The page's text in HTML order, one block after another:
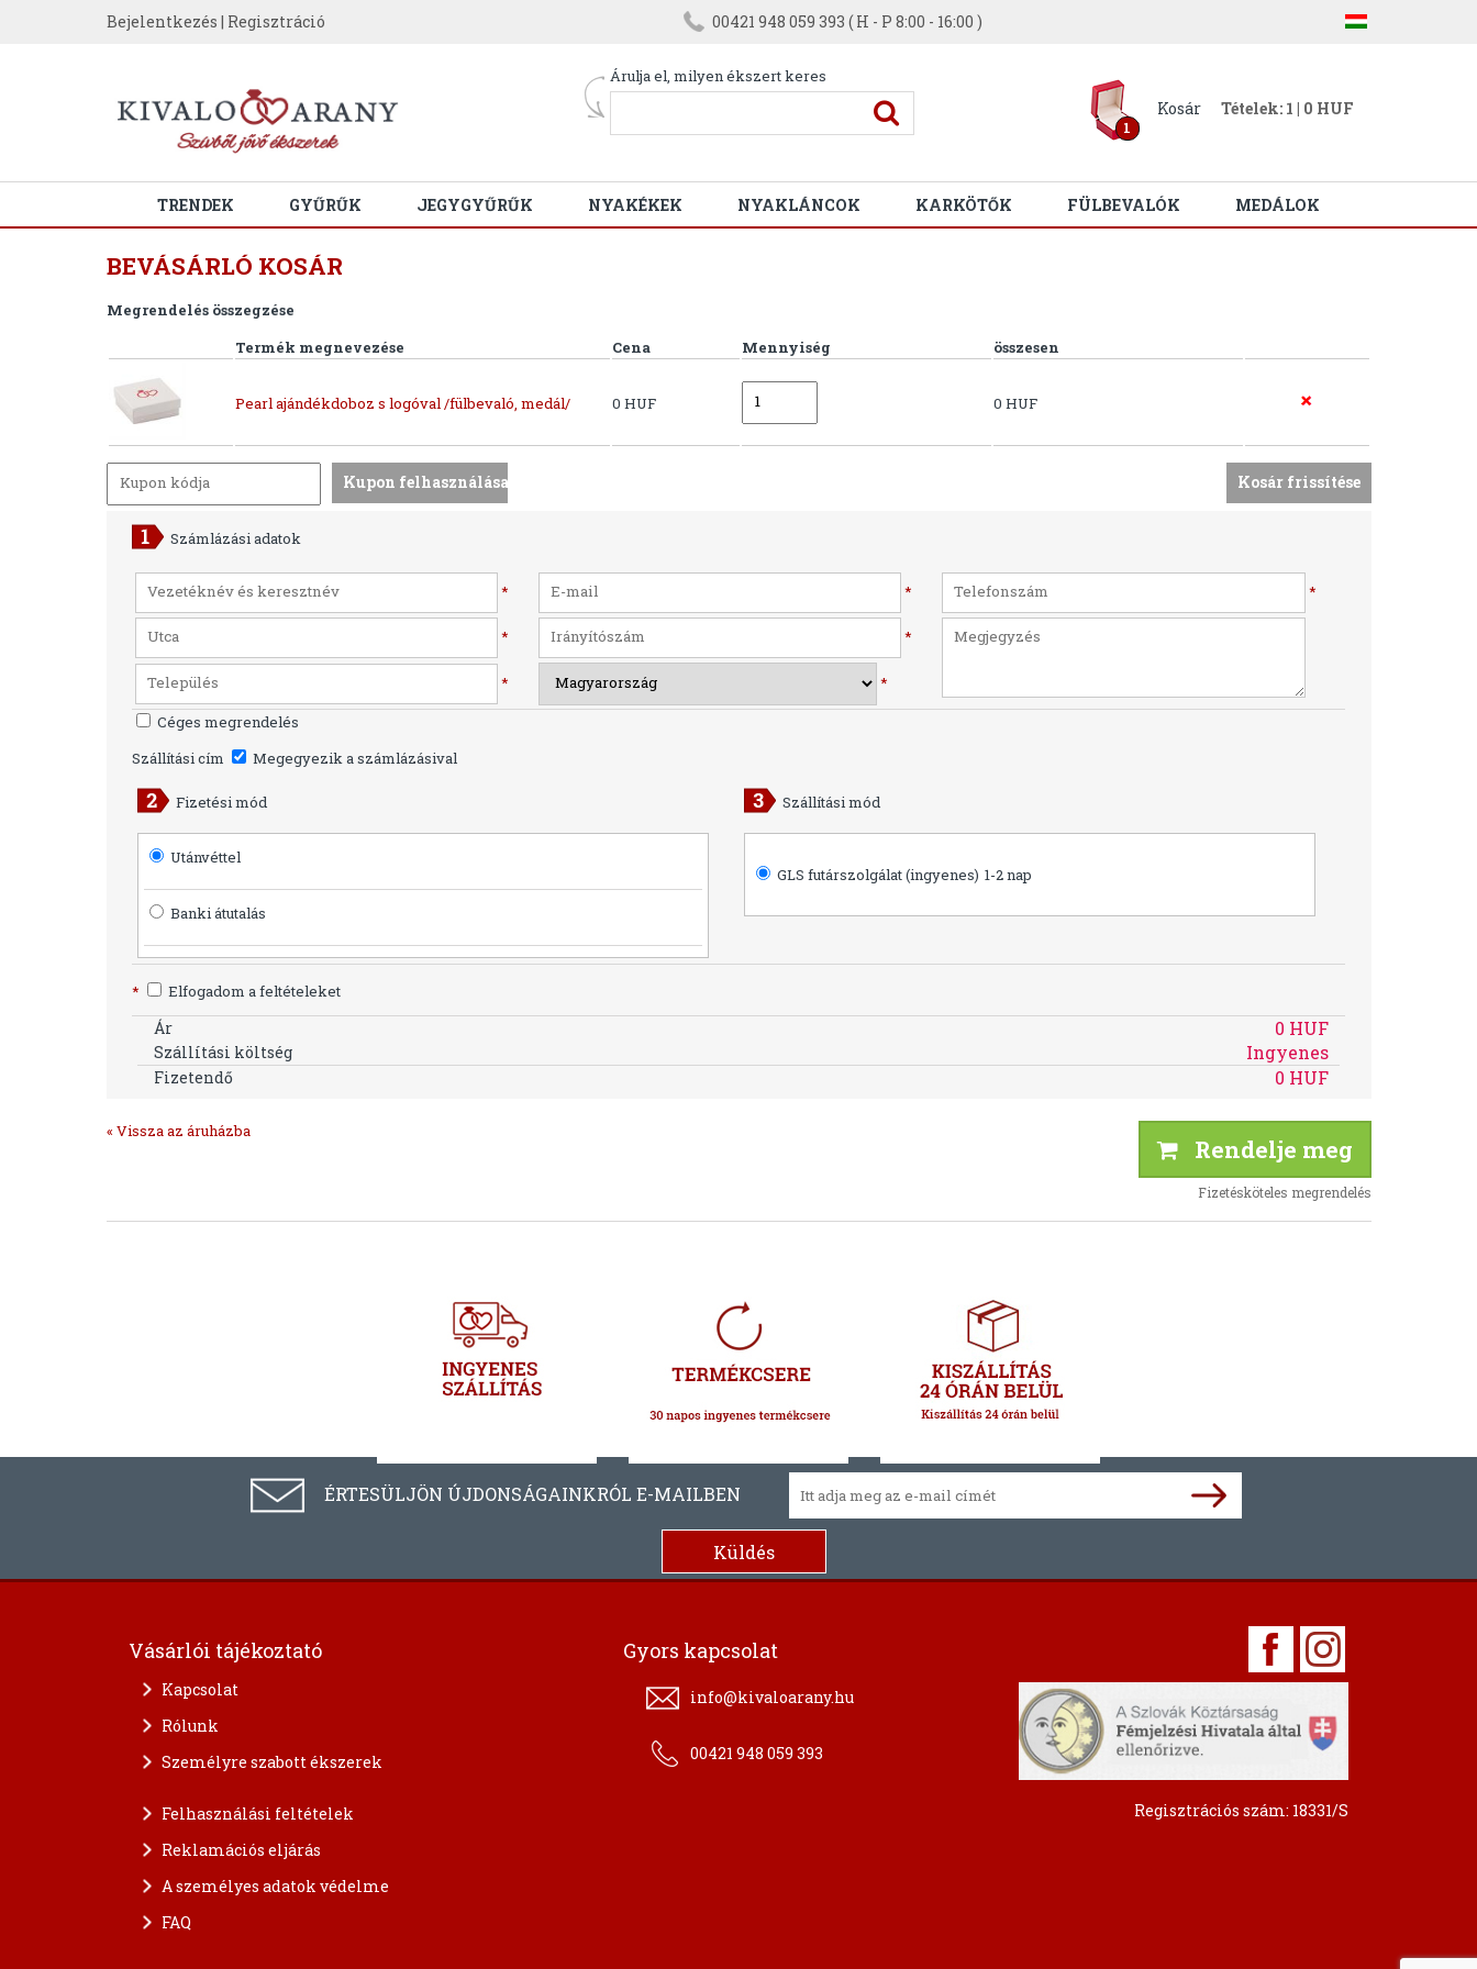
Bejelentkezés | Regisztráció 00421 948 059 393 ( H - P 8:00 - 16:00 )
Árulja el, milyen ékszert keres
1
Kosár Tételek: 1 | 0 HUF
TRENDEK GYŰRŰK JEGYGYŰRŰK NYAKÉKEK NYAKLÁNCOK KARKÖTŐK FÜLBEVALÓK MEDÁLOK
BEVÁSÁRLÓ KOSÁR
Megrendelés összegzése
Termék megnevezése
Cena Mennyiség összesen
Pearl ajándékdoboz s logóval /fülbevaló, medál/ 0 HUF 0 HUF
Számlázási adatok
* * *
* *
*
*
Céges megrendelés
Szállítási cím
Megegyezik a számlázásival
Fizetési mód
Utánvéttel
Banki átutalás
Szállítási mód
GLS futárszolgálat (ingyenes) 1-2 nap
* Elfogadom a feltételeket
Ár 0 HUF
Szállítási költség Ingyenes
Fizetendő 0 HUF
« Vissza az áruházba
Rendelje meg
Fizetésköteles megrendelés
ÉRTESÜLJÖN ÚJDONSÁGAINKRÓL E-MAILBEN
Vásárlói tájékoztató
Kapcsolat
Rólunk
Személyre szabott ékszerek
Felhasználási feltételek
Reklamációs eljárás
A személyes adatok védelme
FAQ
Gyors kapcsolat
info@kivaloarany.hu
00421 948 059 393
Regisztrációs szám: 18331/S